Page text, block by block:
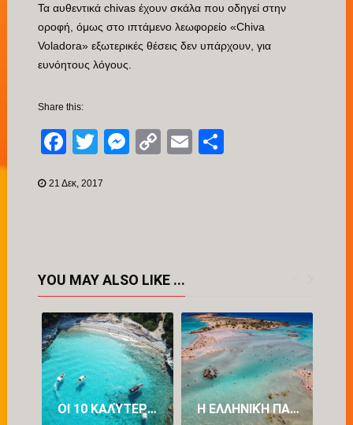
Τα αυθεντικά chivas έχουν σκάλα που οδηγεί στην
οροφή, όμως στο ιπτάμενο λεωφορείο «Chiva
Voladora» εξωτερικές θέσεις δεν υπάρχουν, για
ευνόητους λόγους.
Share this:
Facebook
TwitterMessenger
CopyEmail
21 Δεκ, 2017
YOU MAY ALSO LIKE ...
ΟΙ 10 ΚΑΛΎΤΕΡΕΣ ΠΑΡΑΛΊΕΣ ΣΤΗΝ ΕΥΡΏΠΗ ΓΙΑ ΤΟ 2026: ΟΙ ΜΙΣΈΣ ΕΊΝΑΙ ΣΤΗΝ ΕΛΛΆΔΑ Η ΕΛΛΗΝΙΚΉ ΠΑΡΑΛΊΑ ΠΟΥ ΕΊΝΑΙ 2Η ΚΑΛΎΤΕΡΗ ΣΤΟΝ ΚΌΣΜΟ ΓΙΑ ΤΟ 2026 – 4 ΑΚΤΈΣ ΤΗΣ ΕΛΛΆΔΑΣ ΣΤΗΝ 20ΆΔΑ.